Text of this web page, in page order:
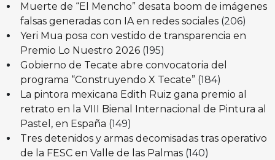
Muerte de “El Mencho” desata boom de imágenes
falsas generadas con IA en redes sociales (206)
Yeri Mua posa con vestido de transparencia en
Premio Lo Nuestro 2026 (195)
Gobierno de Tecate abre convocatoria del
programa “Construyendo X Tecate” (184)
La pintora mexicana Edith Ruiz gana premio al
retrato en la VIII Bienal Internacional de Pintura al
Pastel, en España (149)
Tres detenidos y armas decomisadas tras operativo
de la FESC en Valle de las Palmas (140)